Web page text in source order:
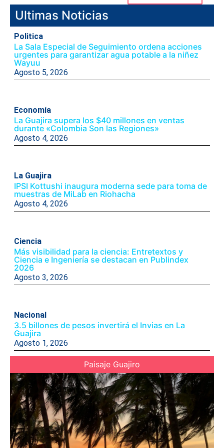
Ultimas Noticias
Politica
La Sala Especial de Seguimiento ordena acciones
urgentes para garantizar agua potable a la niñez
Wayuu
Agosto 5, 2026
Economía
La Guajira supera los $40 millones en ventas
durante «Colombia Son las Regiones»
Agosto 4, 2026
La Guajira
IPSI Kottushi inaugura moderna sede para toma de
muestras de MiLab en Riohacha
Agosto 4, 2026
Ciencia
Más visibilidad para la ciencia: Entretextos y
Ciencia e Ingeniería se destacan en Publindex
2026
Agosto 3, 2026
Nacional
3.5 billones de pesos invertirá el Invias en La
Guajira
Agosto 1, 2026
Paisaje Guajiro